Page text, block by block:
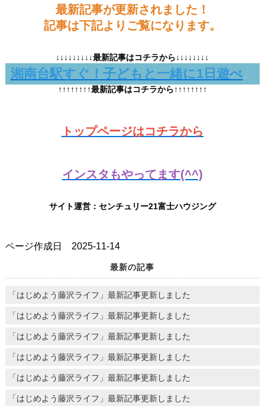
最新記事が更新されました！
記事は下記よりご覧になります。
↓↓↓↓↓↓↓↓↓最新記事はコチラから↓↓↓↓↓↓↓↓
湘南台駅すぐ！子どもと一緒に1日遊べる「湘南台文化センターこども館」
↑↑↑↑↑↑↑↑最新記事はコチラから↑↑↑↑↑↑↑↑
トップページはコチラから
インスタもやってます(^^)
サイト運営：センチュリー21富士ハウジング
ページ作成日 2025-11-14
最新の記事
「はじめよう藤沢ライフ」最新記事更新しました
「はじめよう藤沢ライフ」最新記事更新しました
「はじめよう藤沢ライフ」最新記事更新しました
「はじめよう藤沢ライフ」最新記事更新しました
「はじめよう藤沢ライフ」最新記事更新しました
「はじめよう藤沢ライフ」最新記事更新しました